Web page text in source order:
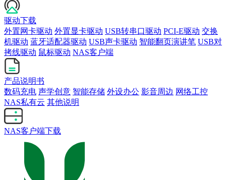
驱动下载
外置网卡驱动 外置显卡驱动 USB转串口驱动 PCI-E驱动 交换
机驱动 蓝牙适配器驱动 USB声卡驱动 智能翻页演讲笔 USB对
拷线驱动 鼠标驱动 NAS客户端
产品说明书
数码充电 声学创意 智能存储 外设办公 影音周边 网络工控
NAS私有云 其他说明
NAS客户端下载